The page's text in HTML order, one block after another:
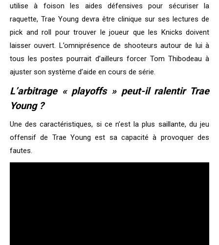
utilise à foison les aides défensives pour sécuriser la
raquette, Trae Young devra être clinique sur ses lectures de
pick and roll pour trouver le joueur que les Knicks doivent
laisser ouvert. L’omniprésence de shooteurs autour de lui à
tous les postes pourrait d’ailleurs forcer Tom Thibodeau à
ajuster son système d’aide en cours de série.
L’arbitrage « playoffs » peut-il ralentir Trae
Young ?
Une des caractéristiques, si ce n’est la plus saillante, du jeu
offensif de Trae Young est sa capacité à provoquer des
fautes.